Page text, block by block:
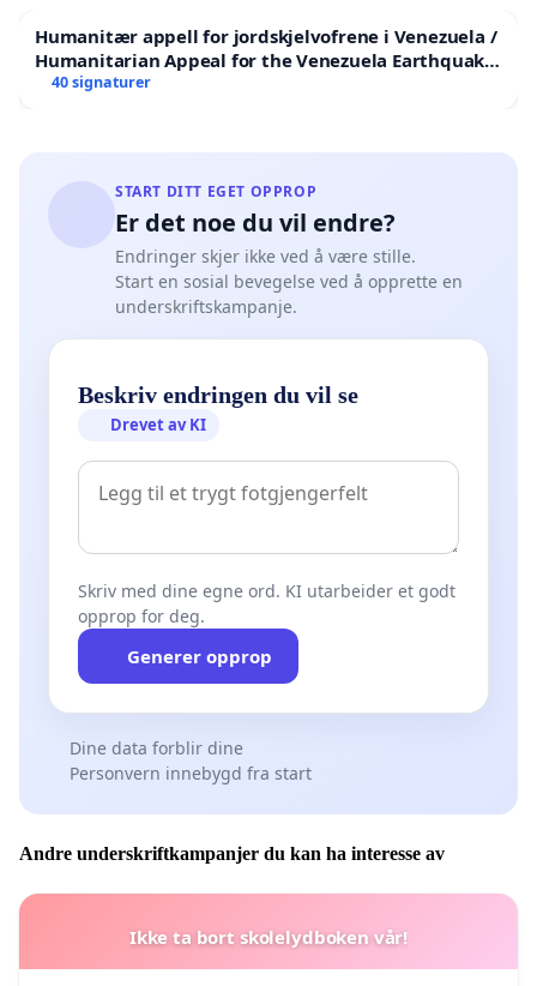
Humanitær appell for jordskjelvofrene i Venezuela /
Humanitarian Appeal for the Venezuela Earthquake
Victims
40 signaturer
START DITT EGET OPPROP
Er det noe du vil endre?
Endringer skjer ikke ved å være stille.
Start en sosial bevegelse ved å opprette en
underskriftskampanje.
Beskriv endringen du vil se
Drevet av KI
Skriv med dine egne ord. KI utarbeider et godt
opprop for deg.
Generer opprop
Dine data forblir dine
Personvern innebygd fra start
Andre underskriftkampanjer du kan ha interesse av
Ikke ta bort skolelydboken vår!